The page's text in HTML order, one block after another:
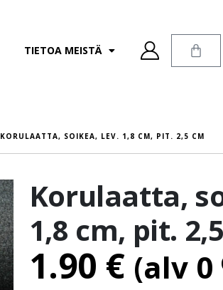
TIETOA MEISTÄ
KORULAATTA, SOIKEA, LEV. 1,8 CM, PIT. 2,5 CM
Korulaatta,
1,8 cm, pit.
1.90 € (alv 0